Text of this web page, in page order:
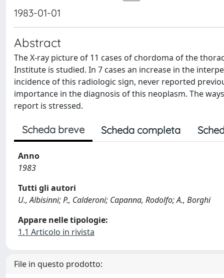
1983-01-01
Abstract
The X-ray picture of 11 cases of chordoma of the
Institute is studied. In 7 cases an increase in the
incidence of this radiologic sign, never reported
importance in the diagnosis of this neoplasm. The
report is stressed.
Scheda breve Scheda completa
Anno
1983
Tutti gli autori
U., Albisinni; P., Calderoni; Capanna, Rodolfo; A., Borghi
Appare nelle tipologie:
1.1 Articolo in rivista
File in questo prodotto: